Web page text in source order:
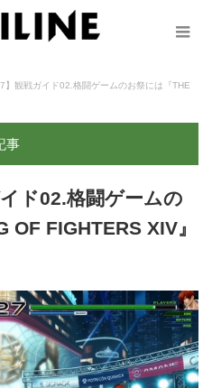
】観戦ガイド02.格闘ゲームのお祭には『THE
事
ド02.格闘ゲームの
OF FIGHTERS XIV』